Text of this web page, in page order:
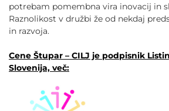
potrebam pomembna vira inovacij in
Raznolikost v družbi že od nekdaj
in razvoja.
Cene Štupar – CILJ je podpisnik
Slovenija, več: